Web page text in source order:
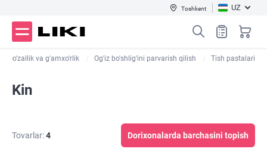
Toshkent UZ
Go'zallik va g'amxo'rlik Og'iz bo'shlig'ini parvarish qilish Tish pastalari
Kin
Tovarlar:4 Dorixonalarda barchasini topish